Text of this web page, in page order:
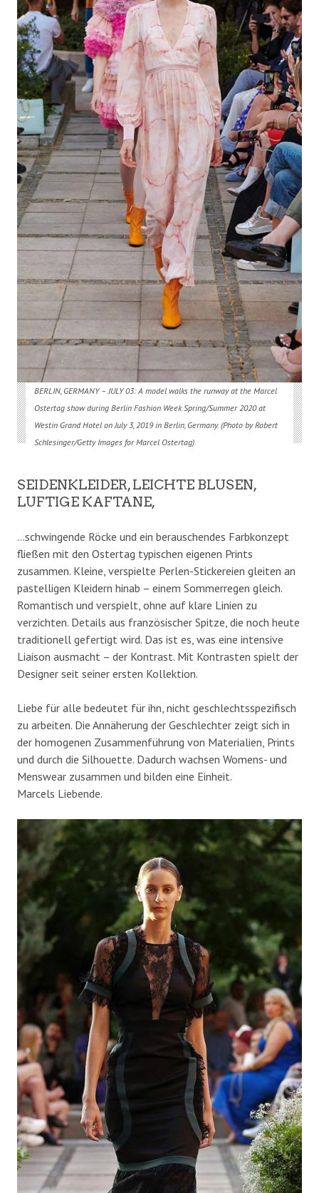
BERLIN, GERMANY –JULY 03: A model walks the runway at the Marcel
Ostertag show during Berlin Fashion Week Spring/Summer 2020 at
Westin Grand Hotel on July 3, 2019 in Berlin, Germany. (Photo by Robert
Schlesinger/Getty Images for Marcel Ostertag).
SEIDENKLEIDER, LEICHTE BLUSEN,
LUFTIGE KAFTANE,
…schwingende Röcke und ein berauschendes Farbkonzept
fließen mit den Ostertag typischen eigenen Prints
zusammen. Kleine, verspielte Perlen-Stickereien gleiten an
pastelligen Kleidern hinab – einem Sommerregen gleich.
Romantisch und verspielt, ohne auf klare Linien zu
verzichten. Details aus französischer Spitze, die noch heute
traditionell gefertigt wird. Das ist es, was eine intensive
Liaison ausmacht – der Kontrast. Mit Kontrasten spielt der
Designer seit seiner ersten Kollektion.
Liebe für alle bedeutet für ihn, nicht geschlechtsspezifisch
zu arbeiten. Die Annäherung der Geschlechter zeigt sich in
der homogenen Zusammenführung von Materialien, Prints
und durch die Silhouette. Dadurch wachsen Womens- und
Menswear zusammen und bilden eine Einheit.
Marcels Liebende.